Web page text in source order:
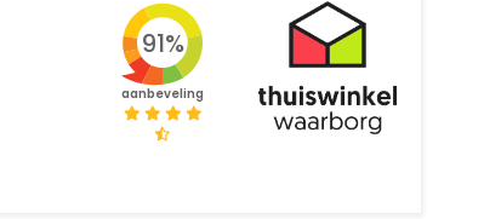
91%
aanbeveling